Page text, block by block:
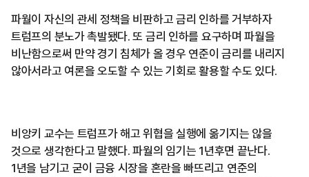
파월이 자신의 관세 정책을 비판하고 금리 인하를 거부하자
트럼프의 분노가 촉발됐다. 또 금리 인하를 요구하며 파월을
비난함으로써 만약 경기 침체가 올 경우 연준이 금리를 내리지
않아서라고 여론을 오도할 수 있는 기회로 활용할 수도 있다.
비앙키 교수는 트럼프가 해고 위협을 실행에 옮기지는 않을
것으로 생각한다고 말했다. 파월의 임기는 1년후면 끝난다.
1년을 남기고 굳이 금융 시장을 혼란을 빠뜨리고 연준의